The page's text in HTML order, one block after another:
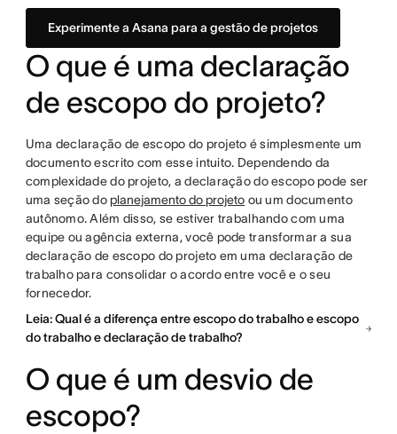
Experimente a Asana para a gestão de projetos
O que é uma declaração
de escopo do projeto?
Uma declaração de escopo do projeto é simplesmente um
documento escrito com esse intuito. Dependendo da
complexidade do projeto, a declaração do escopo pode ser
uma seção do planejamento do projeto ou um documento
autônomo. Além disso, se estiver trabalhando com uma
equipe ou agência externa, você pode transformar a sua
declaração de escopo do projeto em uma declaração de
trabalho para consolidar o acordo entre você e o seu
fornecedor.
Leia: Qual é a diferença entre escopo do trabalho e escopo
do trabalho e declaração de trabalho?
O que é um desvio de
escopo?